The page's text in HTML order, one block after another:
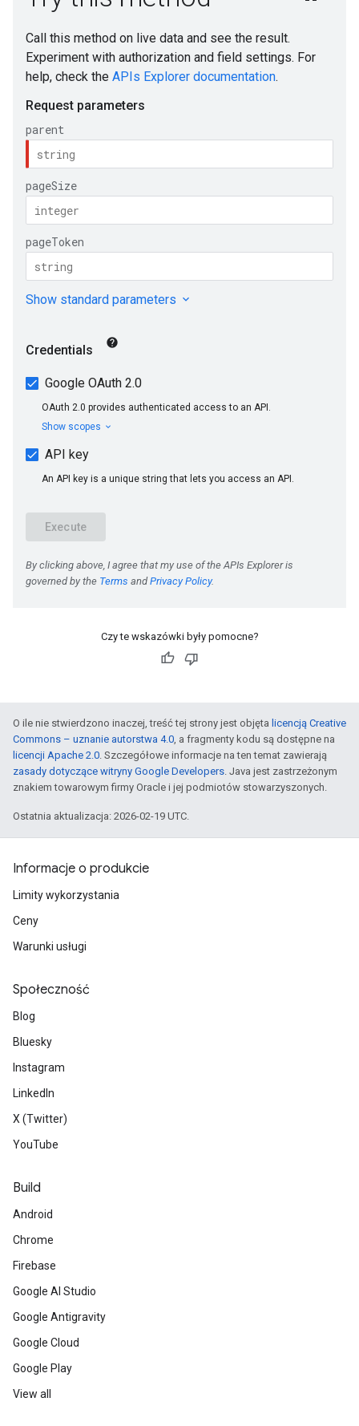
Czy te wskazówki były pomocne?
O ile nie stwierdzono inaczej, treść tej strony jest objęta licencją Creative
Commons – uznanie autorstwa 4.0, a fragmenty kodu są dostępne na
licencji Apache 2.0. Szczegółowe informacje na ten temat zawierają
zasady dotyczące witryny Google Developers. Java jest zastrzeżonym
znakiem towarowym firmy Oracle i jej podmiotów stowarzyszonych.
Ostatnia aktualizacja: 2026-02-19 UTC.
Informacje o produkcie
Limity wykorzystania
Ceny
Warunki usługi
Społeczność
Blog
Bluesky
Instagram
LinkedIn
X (Twitter)
YouTube
Build
Android
Chrome
Firebase
Google AI Studio
Google Antigravity
Google Cloud
Google Play
View all